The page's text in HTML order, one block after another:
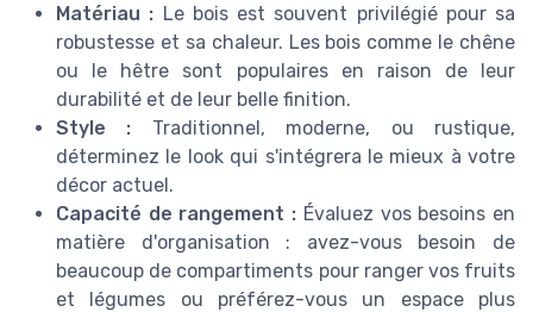
Matériau : Le bois est souvent privilégié pour sa
robustesse et sa chaleur. Les bois comme le chêne
ou le hêtre sont populaires en raison de leur
durabilité et de leur belle finition.
Style : Traditionnel, moderne, ou rustique,
déterminez le look qui s'intégrera le mieux à votre
décor actuel.
Capacité de rangement : Évaluez vos besoins en
matière d'organisation : avez-vous besoin de
beaucoup de compartiments pour ranger vos fruits
et légumes ou préférez-vous un espace plus